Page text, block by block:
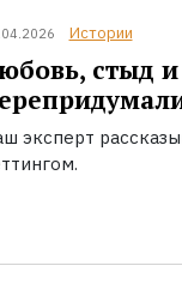
Истории
стыд
эксперт